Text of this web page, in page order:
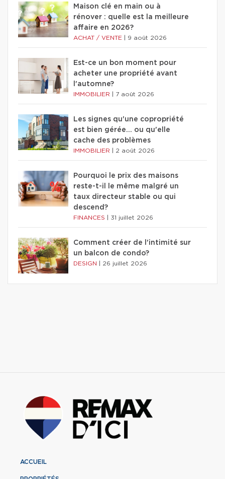
Maison clé en main ou à
rénover : quelle est la meilleure
affaire en 2026?
ACHAT / VENTE 9 août 2026
Est-ce un bon moment pour
acheter une propriété avant
l'automne?
IMMOBILIER 7 août 2026
Les signes qu'une copropriété
est bien gérée… ou qu'elle
cache des problèmes
IMMOBILIER 2 août 2026
Pourquoi le prix des maisons
reste-t-il le même malgré un
taux directeur stable ou qui
descend?
FINANCES 31 juillet 2026
Comment créer de l'intimité sur
un balcon de condo?
DESIGN 26 juillet 2026
ACCUEIL